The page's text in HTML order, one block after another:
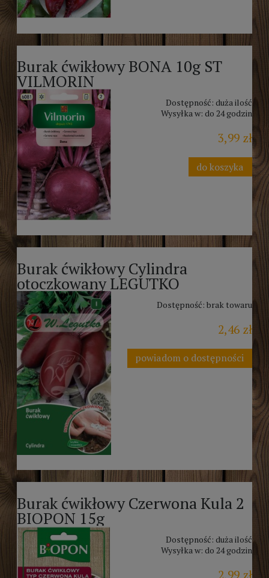
Burak ćwikłowy BONA 10g ST
VILMORIN
Dostępność: duża ilość
Wysyłka w: do 24 godzin
3,99 zł
do koszyka
Burak ćwikłowy Cylindra
otoczkowany LEGUTKO
Dostępność: brak towaru
2,46 zł
powiadom o dostępności
Burak ćwikłowy Czerwona Kula 2
BIOPON 15g
Dostępność: duża ilość
Wysyłka w: do 24 godzin